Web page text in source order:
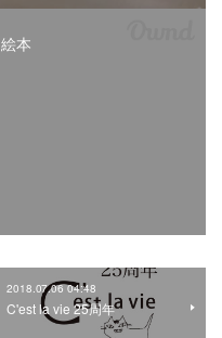
絵本
2018.07.06 04:48
C'est la vie 25周年